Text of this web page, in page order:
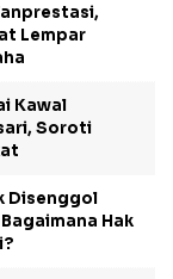
Lempar
Kawal
Soroti
Disenggol
Hak